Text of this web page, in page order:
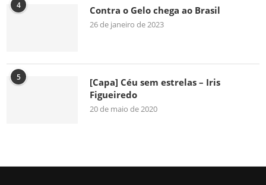
4 Contra o Gelo chega ao Brasil
26 de janeiro de 2023
5
[Capa] Céu sem estrelas – Iris
Figueiredo
20 de maio de 2020